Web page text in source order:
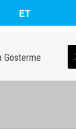
ET
Gösterme